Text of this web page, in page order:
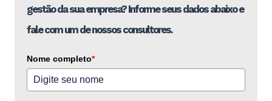
gestão da sua empresa? Informe seus dados abaixo e
fale com um de nossos consultores.
Nome completo*